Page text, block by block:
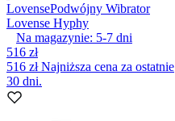
LovensePodwójny Wibrator
Lovense Hyphy
Na magazynie: 5-7 dni
516 zł
516 złNajniższa cena za ostatnie
30 dni.